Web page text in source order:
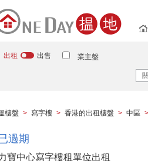
出租 出售 業主盤
樓盤 > 寫字樓 > 香港的出租樓盤 > 中區 >
過期
寶中心寫字樓租單位出租